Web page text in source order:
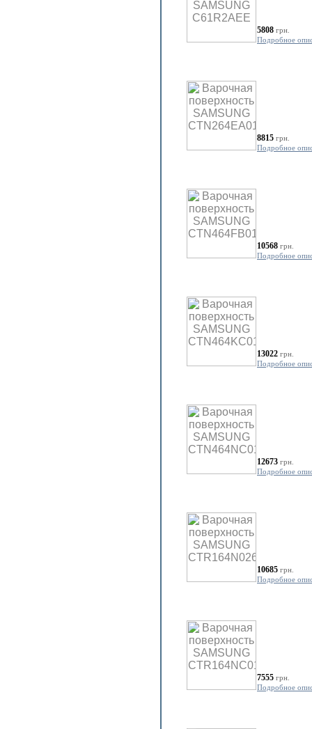
5808 грн.
Подробное
8815 грн.
Подробное
10568 грн.
Подробное
13022 грн.
Подробное
12673 грн.
Подробное
10685 грн.
Подробное
7555 грн.
Подробное